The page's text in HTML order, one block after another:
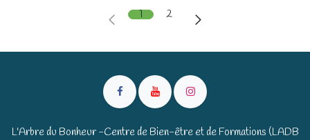
1 2
L'Arbre du Bonheur -Centre de Bien-être et de Formations (LADB